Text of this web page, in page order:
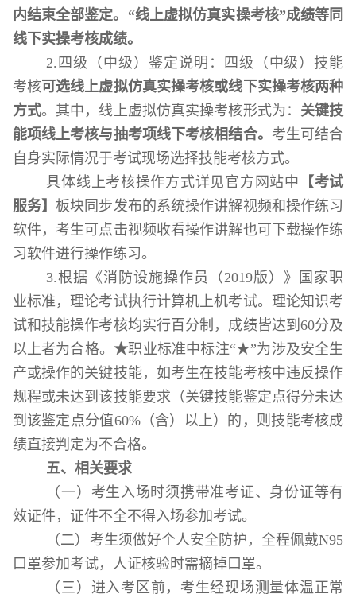
内结束全部鉴定。“线上虚拟仿真实操考核”成绩等同
线下实操考核成绩。
2. 四级（中级）鉴定说明：四级（中级）技能
考核可选线上虚拟仿真实操考核或线下实操考核两种
方式。其中，线上虚拟仿真实操考核形式为： 关键技
能项线上考核与抽考项线下考核相结合。 考生可结合
自身实际情况于考试现场选择技能考核方式。
具体线上考核操作方式详见官方网站中 【考试
服务】板块同步发布的系统操作讲解视频和操作练习
软件，考生可点击视频收看操作讲解也可下载操作练
习软件进行操作练习。
3.根据《消防设施操作员（2019版）》国家职
业标准，理论考试执行计算机上机考试。理论知识考
试和技能操作考核均实行百分制，成绩皆达到60分及
以上者为合格。★职业标准中标注“★”为涉及安全生
产或操作的关键技能，如考生在技能考核中违反操作
规程或未达到该技能要求（关键技能鉴定点得分未达
到该鉴定点分值60%（含）以上）的，则技能考核成
绩直接判定为不合格。
五、相关要求
（一）考生入场时须携带准考证、身份证等有
效证件，证件不全不得入场参加考试。
（二）考生须做好个人安全防护，全程佩戴N95
口罩参加考试，人证核验时需摘掉口罩。
（三 ）进入考区前，考生经现场测量体温正常